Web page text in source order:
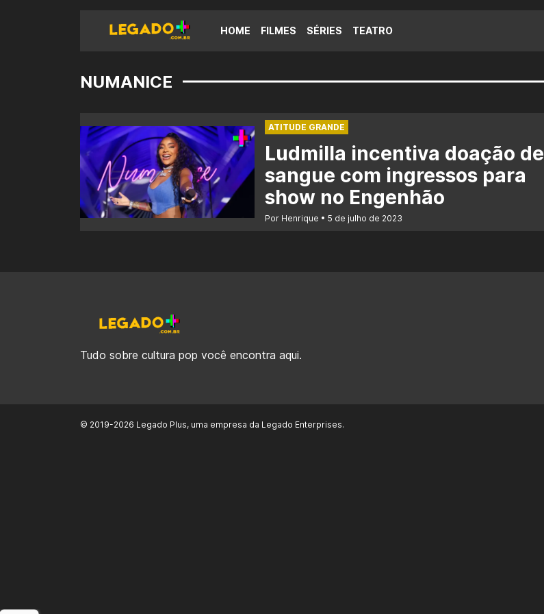
HOME FILMES SÉRIES TEATRO
NUMANICE
ATITUDE GRANDE
Ludmilla incentiva doação de
sangue com ingressos para
show no Engenhão
Por Henrique 5 de julho de 2023
Tudo sobre cultura pop você encontra aqui.
© 2019-2026 Legado Plus, uma empresa da Legado Enterprises.